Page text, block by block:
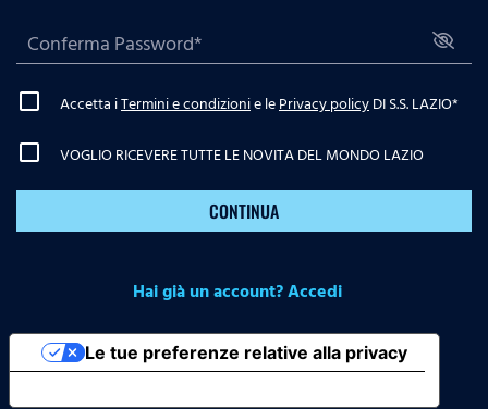
Accetta iTermini e condizionie lePrivacy policyDI S.S. LAZIO*
VOGLIO RICEVERE TUTTE LE NOVITA DEL MONDO LAZIO
CONTINUA
Hai già un account? Accedi
Le tue preferenze relative alla privacy